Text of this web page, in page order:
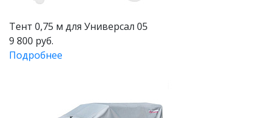
Тент 0,75 м для Универсал 05
9 800 руб.
Подробнее